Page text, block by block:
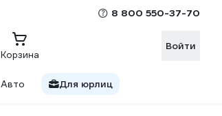
8 800 550-37-70
Корзина
Войти
Авто Для юрлиц